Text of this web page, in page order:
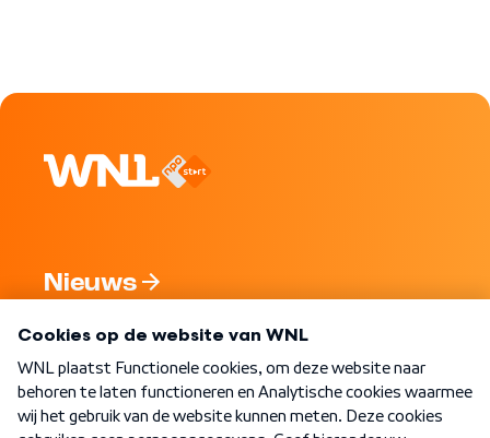
Nieuws
Nieuwsbrief
Word Lid